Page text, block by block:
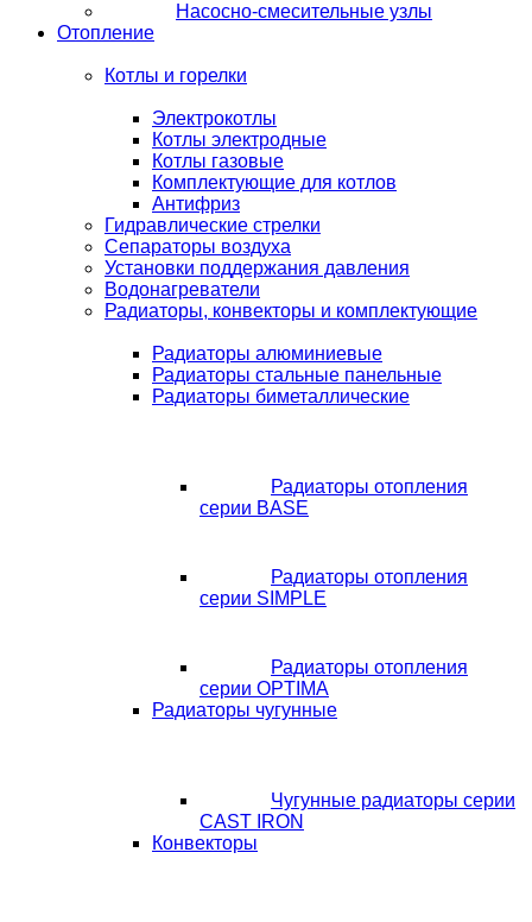
Насосно-смесительные узлы
Отопление
Котлы и горелки
Электрокотлы
Котлы электродные
Котлы газовые
Комплектующие для котлов
Антифриз
Гидравлические стрелки
Сепараторы воздуха
Установки поддержания давления
Водонагреватели
Радиаторы, конвекторы и комплектующие
Радиаторы алюминиевые
Радиаторы стальные панельные
Радиаторы биметаллические
Радиаторы отопления
серии BASE
Радиаторы отопления
серии SIMPLE
Радиаторы отопления
серии OPTIMA
Радиаторы чугунные
Чугунные радиаторы серии
CAST IRON
Конвекторы